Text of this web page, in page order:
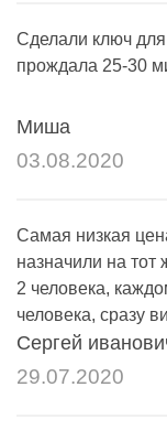
Сделали ключ
прождала 25-30
Миша
03.08.2020
Самая низкая
назначили на
2 человека,
человека, сразу
Сергей
29.07.2020